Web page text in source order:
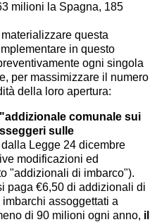
milioni la Spagna, 185
questa
in questo
ogni singola
per massimizzare il numero
della loro apertura:
comunale sui
sulle
Legge 24 dicembre
modificazioni ed
"addizionali di imbarco").
paga €6,50 di addizionali di
assoggettati a
di 90 milioni ogni anno, il